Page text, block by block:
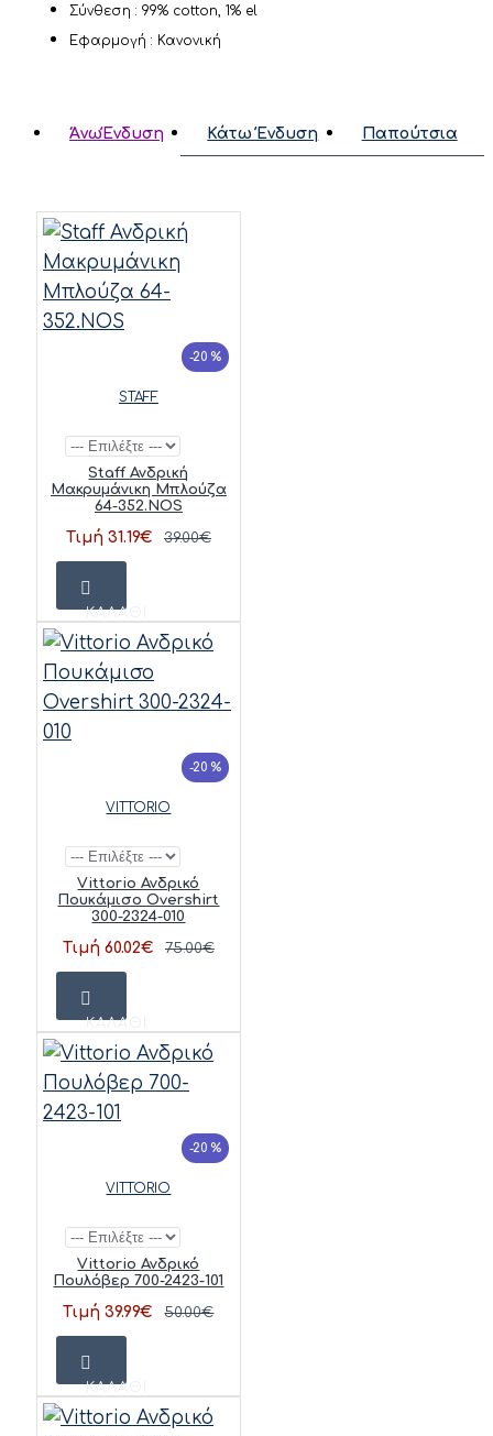
Σύνθεση : 99% cotton, 1% el
Εφαρμογή : Κανονική
ΆνωΈνδυση Κάτω Ένδυση Παπούτσια
-20 %
STAFF
Staff Ανδρική
Μακρυμάνικη Μπλούζα
64-352.NOS
Τιμή 31.19€ 39.00€
ΚΑΛΆΘΙ
-20 %
VITTORIO
Vittorio Ανδρικό
Πουκάμισο Overshirt
300-2324-010
Τιμή 60.02€ 75.00€
ΚΑΛΆΘΙ
-20 %
VITTORIO
Vittorio Ανδρικό
Πουλόβερ 700-2423-101
Τιμή 39.99€ 50.00€
ΚΑΛΆΘΙ